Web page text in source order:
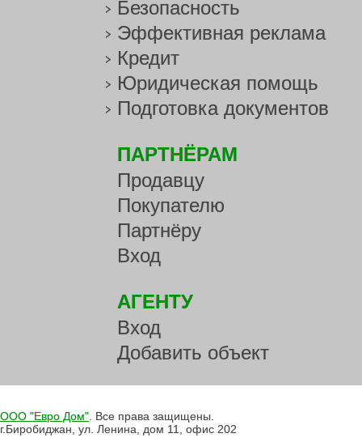
Безопасность
Эффективная реклама
Кредит
Юридическая помощь
Подготовка документов
ПАРТНЁРАМ
Продавцу
Покупателю
Партнёру
Вход
АГЕНТУ
Вход
Добавить объект
ООО "Евро Дом". Все права защищены.
г.Биробиджан, ул. Ленина, дом 11, офис 202